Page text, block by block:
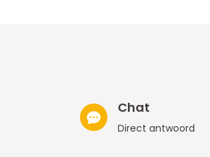
Chat
Direct antwoord